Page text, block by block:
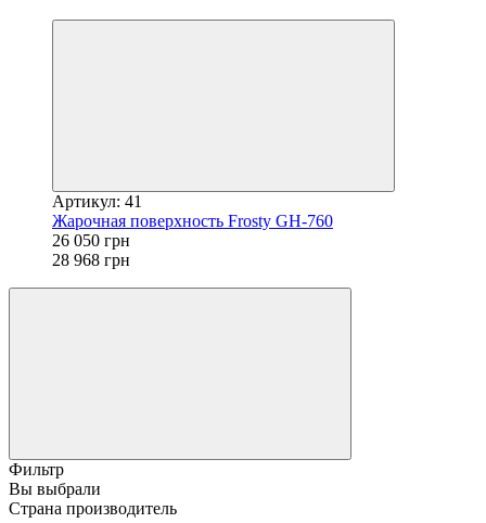
Артикул: 41
Жарочная поверхность Frosty GH-760
26 050 грн
28 968 грн
Фильтр
Вы выбрали
Страна производитель